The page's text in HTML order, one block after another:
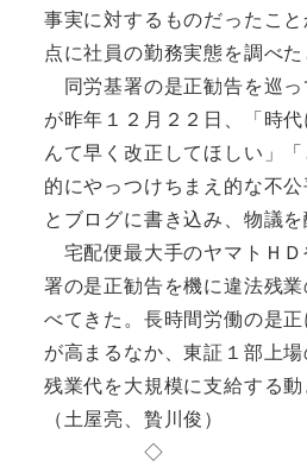
事実に対するものだったこ
点に社員の勤務実態を調べた
同労基署の是正勧告を巡
が昨年１２月２２日、「時
んて早く改正してほしい」
的にやっつけちまえ的な不
とブログに書き込み、物議を
宅配便最大手のヤマトＨ
署の是正勧告を機に違法残
べてきた。長時間労働の是
が高まるなか、東証１部上
残業代を大規模に支給する動
（土屋亮、贄川俊）
◇